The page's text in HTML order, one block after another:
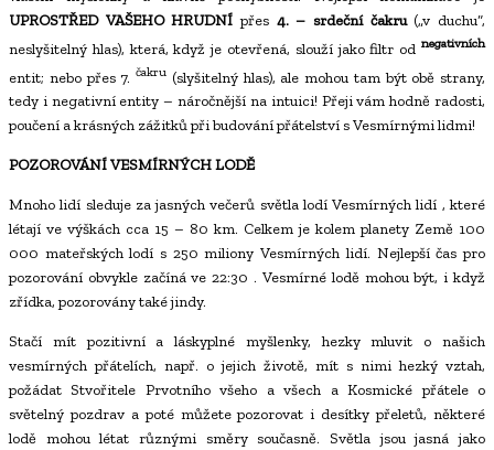
UPROSTŘED VAŠEHO HRUDNÍpřes 4. – srdeční čakru („v duchu“,
neslyšitelný hlas), která, když je otevřená, slouží jako filtr od negativních
entit; nebo přes 7. čakru (slyšitelný hlas), ale mohou tam být obě strany,
tedy i negativní entity – náročnější na intuici! Přeji vám hodně radosti,
poučení a krásných zážitků při budování přátelství s Vesmírnými lidmi!
POZOROVÁNÍ VESMÍRNÝCH LODĚ
Mnoho lidí sleduje za jasných večerů světla lodí Vesmírných lidí , které
létají ve výškách cca 15 – 80 km. Celkem je kolem planety Země 100
000 mateřských lodí s 250 miliony Vesmírných lidí. Nejlepší čas pro
pozorování obvykle začíná ve 22:30 . Vesmírné lodě mohou být, i když
zřídka, pozorovány také jindy.
Stačí mít pozitivní a láskyplné myšlenky, hezky mluvit o našich
vesmírných přátelích, např. o jejich životě, mít s nimi hezký vztah,
požádat Stvořitele Prvotního všeho a všech a Kosmické přátele o
světelný pozdrav a poté můžete pozorovat i desítky přeletů, některé
lodě mohou létat různými směry současně. Světla jsou jasná jako